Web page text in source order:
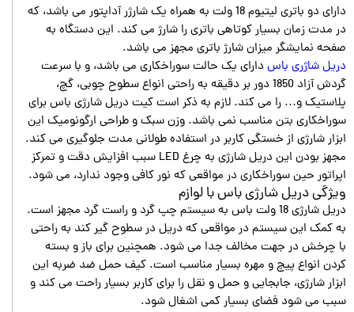
دارای دو باتری لیتیوم 18 ولت به همراه یک شارژر آداپتور می باشد، که
در مدت زمان بسیار کوتاهی باتری را شارژ می کند. این دستگاه به
صفحه نمایشگر میزان شارژ باتری مجهز می باشد.
دریل شاژری باس دارای یک حالت سوراخکاری می باشد، و با سرعت
گردش آزاد 1850 دور بر دقیقه به راحتی انواع سطوح چوبی، گچ،
پلاستیک و… را می کند. لازم به ذکر است کیت دریل شارژی باس برای
سوراخکاری بتن مناسب نمی باشد. وزن سبک و طراحی ارگونومیک این
ابزار شارژی از خستگی کاربر در استفاده طولانی مدت جلوگیری می کند.
مجهز بودن این دریل شارژی به چرغ LED سبب افزایش دقت و تمرکز
اپراتور حین سوراخکاری در مواقعی که نور کافی وجود ندارد، می شود.
ویژگی دریل شارژی باس با لوازم
دریل شارژی 18 ولت باس به سیستم چپ گرد و راست گرد مجهز است.
به کمک این سیستم در مواقعی که دریل در سطوح گیر کند به راحتی
با چرخش در جهت مخالف جدا می شود. همچنین برای باز و بسته
کردن انواع پیچ و مهره بسیار مناسب است. کیف حمل ضد ضربه این
ابزار شارژی، جابجایی و حمل و نقل را برای کاربر بسیار راحت می کند و
سبب می شود فضای بسیار کمی اشغال شود.